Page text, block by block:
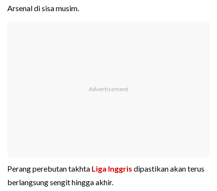
Arsenal di sisa musim.
Perang perebutan takhta Liga Inggris dipastikan akan terus
berlangsung sengit hingga akhir.